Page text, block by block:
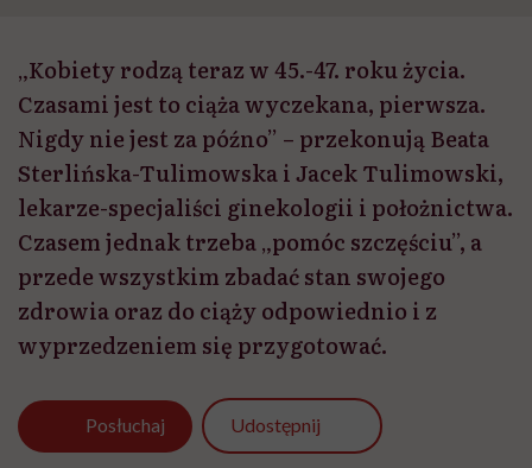
„Kobiety rodzą teraz w 45.-47. roku życia.
Czasami jest to ciąża wyczekana, pierwsza.
Nigdy nie jest za późno” – przekonują Beata
Sterlińska-Tulimowska i Jacek Tulimowski,
lekarze-specjaliści ginekologii i położnictwa.
Czasem jednak trzeba „pomóc szczęściu”, a
przede wszystkim zbadać stan swojego
zdrowia oraz do ciąży odpowiednio i z
wyprzedzeniem się przygotować.
Posłuchaj Udostępnij